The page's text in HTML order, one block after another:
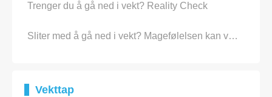
Trenger du å gå ned i vekt? Reality Check
Sliter med å gå ned i vekt? Magefølelsen kan være Wrong
Vekttap